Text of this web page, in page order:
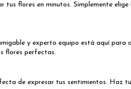
flores en minutos. Simplemente
y experto equipo está aquí para
flores perfectas.
de expresar tus sentimientos. Haz